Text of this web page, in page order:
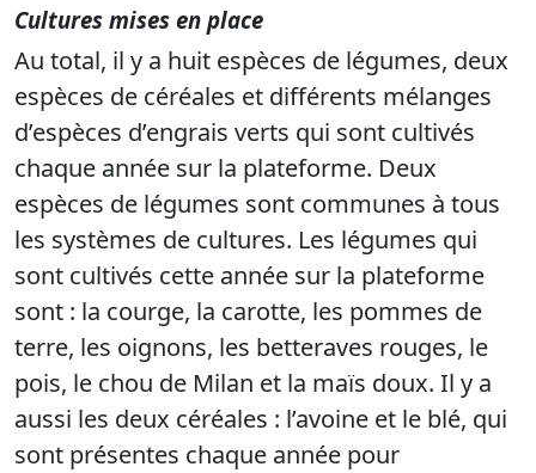
Cultures mises en place
Au total, il y a huit espèces de légumes, deux
espèces de céréales et différents mélanges
d’espèces d’engrais verts qui sont cultivés
chaque année sur la plateforme. Deux
espèces de légumes sont communes à tous
les systèmes de cultures. Les légumes qui
sont cultivés cette année sur la plateforme
sont : la courge, la carotte, les pommes de
terre, les oignons, les betteraves rouges, le
pois, le chou de Milan et la maïs doux. Il y a
aussi les deux céréales : l’avoine et le blé, qui
sont présentes chaque année pour